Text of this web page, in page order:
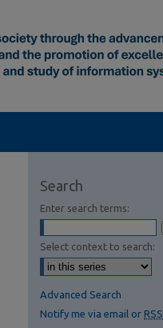
Search
Enter search terms:
Select context to search:
Advanced Search
Notify me via email or RSS